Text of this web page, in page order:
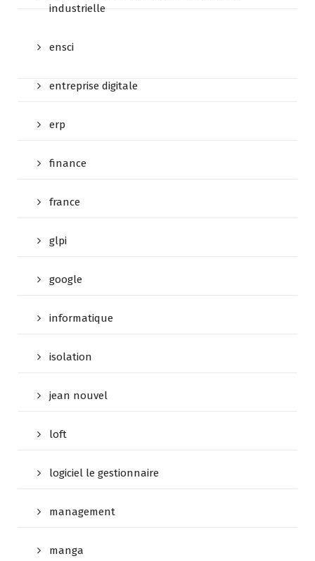
industrielle
ensci
entreprise digitale
erp
finance
france
glpi
google
informatique
isolation
jean nouvel
loft
logiciel le gestionnaire
management
manga